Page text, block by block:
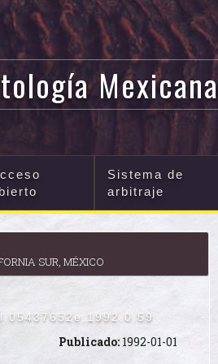
Mexicana
Sistema de
arbitraje
SUR, MÉXICO
Publicado: 1992-01-01